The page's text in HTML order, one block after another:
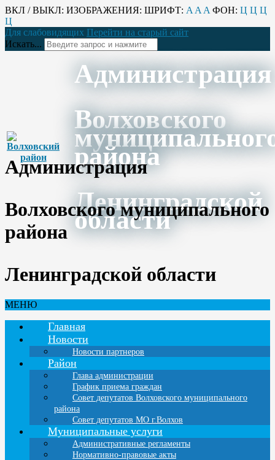
ВКЛ / ВЫКЛ: ИЗОБРАЖЕНИЯ: ШРИФТ: A A A ФОН: Ц Ц Ц
Ц
Для слабовидящих Перейти на старый сайт
Искать...
Администрация
Волховского
района
Ленинградской
области
Администрация
Волховского муниципального
района
Ленинградской области
МЕНЮ
Главная
Новости
Новости партнеров
Район
Глава администрации
График приема граждан
Совет депутатов Волховского муниципального
района
Совет депутатов МО г.Волхов
Муниципальные услуги
Административные регламенты
Нормативно-правовые акты